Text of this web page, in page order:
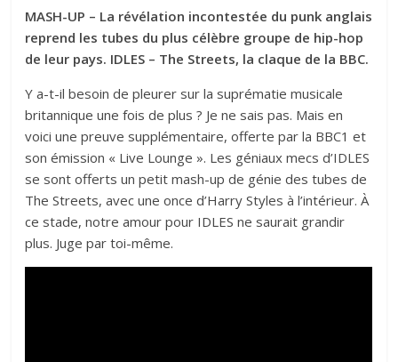
MASH-UP – La révélation incontestée du punk anglais
reprend les tubes du plus célèbre groupe de hip-hop
de leur pays. IDLES – The Streets, la claque de la BBC.
Y a-t-il besoin de pleurer sur la suprématie musicale
britannique une fois de plus ? Je ne sais pas. Mais en
voici une preuve supplémentaire, offerte par la BBC1 et
son émission « Live Lounge ». Les géniaux mecs d’IDLES
se sont offerts un petit mash-up de génie des tubes de
The Streets, avec une once d’Harry Styles à l’intérieur. À
ce stade, notre amour pour IDLES ne saurait grandir
plus. Juge par toi-même.